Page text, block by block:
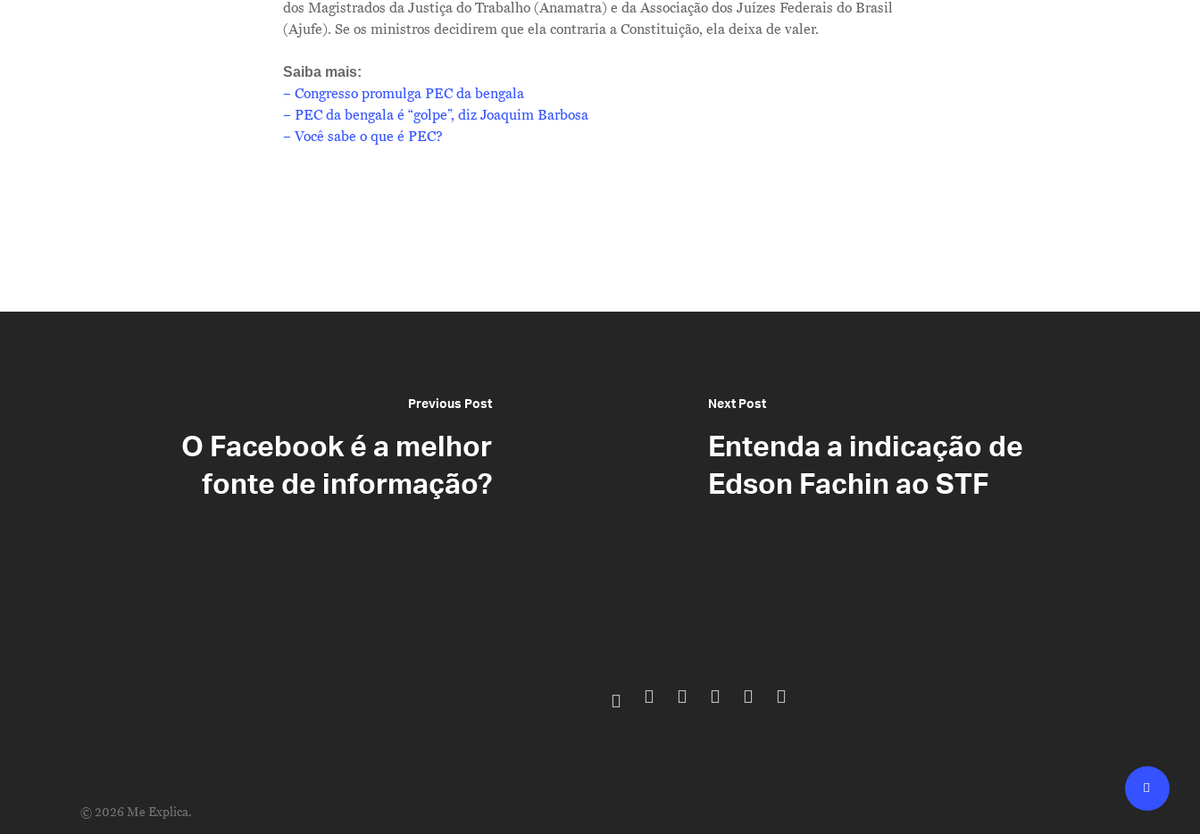
dos Magistrados da Justiça do Trabalho (Anamatra) e da Associação dos Juízes Federais do Brasil
(Ajufe). Se os ministros decidirem que ela contraria a Constituição, ela deixa de valer.
Saiba mais:
– Congresso promulga PEC da bengala
– PEC da bengala é “golpe”, diz Joaquim Barbosa
– Você sabe o que é PEC?
Previous Post
O Facebook é a melhor
fonte de informação?
Next Post
Entenda a indicação de
Edson Fachin ao STF
© 2026 Me Explica.